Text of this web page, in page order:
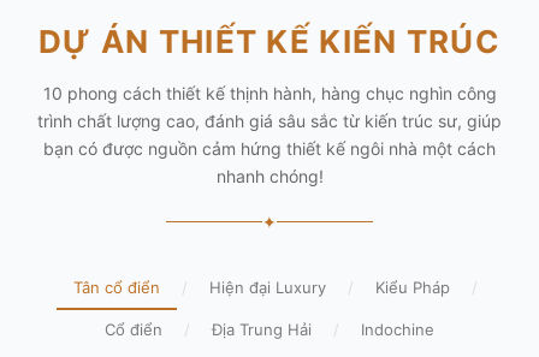
DỰ ÁN THIẾT KẾ KIẾN TRÚC
10 phong cách thiết kế thịnh hành, hàng chục nghìn công
trình chất lượng cao, đánh giá sâu sắc từ kiến trúc sư, giúp
bạn có được nguồn cảm hứng thiết kế ngôi nhà một cách
nhanh chóng!
✦
Tân cổ điển / Hiện đại Luxury / Kiểu Pháp /
Cổ điển / Địa Trung Hải / Indochine